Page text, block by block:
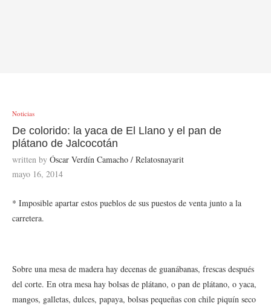
Noticias
De colorido: la yaca de El Llano y el pan de
plátano de Jalcocotán
written by Óscar Verdín Camacho / Relatosnayarit
mayo 16, 2014
* Imposible apartar estos pueblos de sus puestos de venta junto a la
carretera.
Sobre una mesa de madera hay decenas de guanábanas, frescas después
del corte. En otra mesa hay bolsas de plátano, o pan de plátano, o yaca,
mangos, galletas, dulces, papaya, bolsas pequeñas con chile piquín seco